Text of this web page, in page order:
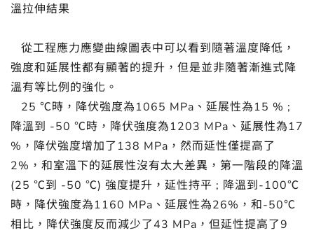
溫拉伸結果
從工程應力應變曲線圖表中可以看到隨著溫度降低，
強度和延展性都有顯著的提升，但是並非隨著漸進式降
溫有等比例的強化。
25 ℃時，降伏強度為1065 MPa、延展性為15 % ;
降溫到 -50 ℃時，降伏強度為1203 MPa、延展性為17
%，降伏強度增加了138 MPa，然而延性僅提高了
2%，和室溫下的延展性沒有太大差異，第一階段的降溫
(25 ℃到 -50 ℃) 強度提升，延性持平 ; 降溫到-100℃
時，降伏強度為1160 MPa、延展性為26%，和-50℃
相比，降伏強度反而減少了43 MPa，但延性提高了9